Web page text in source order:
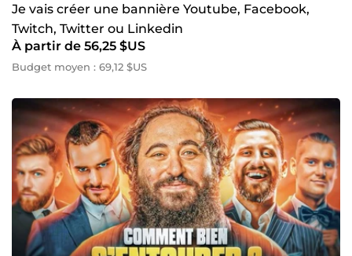
Je vais créer une bannière Youtube, Facebook,
Twitch, Twitter ou Linkedin
À partir de 56,25 $US
Budget moyen : 69,12 $US